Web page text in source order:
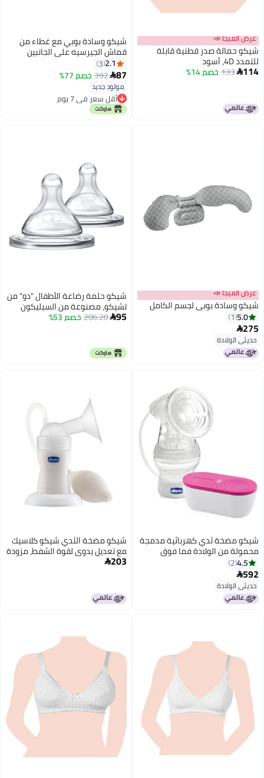
عرض الميجا 📣
شيكو حمالة صدر قطنية قابلة
للتمدد 4D، أسود
114
133 خصم 14%
شيكو وسادة بوبي مع غطاء من
قماش الجيرسيه على الجانبين
مناسبة لعمر 0 شهر فأكبر، موديل
مود جيو
2.1
3
87
392 خصم 77%
مولود جديد
أقل سعر في 7 يوم
أقل سعر في 7 يوم
عرض الميجا 📣
شيكو وسادة بوبي لجسم الكامل
5.0
1
275
حديثي الولادة
شيكو حلمة رضاعة الأطفال "دو" من
تشيكو، مصنوعة من السيليكون
بنسبة 100%، مزودة بصمام مضاد
المرحلة الثانية، تدفق متوسط |
عبوة من قطعتين | 3 أشهر فأكثر
95
206.20خصم 53%
شيكو مضخة ثدي كهربائية مدمجة
محمولة من الولادة فما فوق
4.5
2
592
حديثي الولادة
شيكو مضخة الثدي شيكو كلاسيك
مع تعديل يدوي لقوة الشفط، مزودة
بواقٍ مريح للثدي، ناعمة ولطيفة،
203